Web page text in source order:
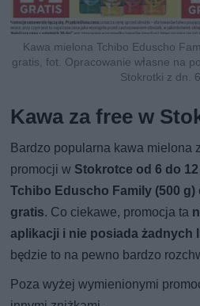
Kawa mielona Tchibo Eduscho
gratis, fot. Opracowanie własne na
Stokrotki z dn.
Kawa za free w
Bardzo popularna kawa mielona
promocji w Stokrotce od 6 do
Tchibo Eduscho Family (500 g)
gratis. Co ciekawe, promocja ta
aplikacji i nie posiada żadnych
będzie to na pewno bardzo
Poza wyżej wymienionymi